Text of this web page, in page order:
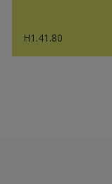
H1.41.80